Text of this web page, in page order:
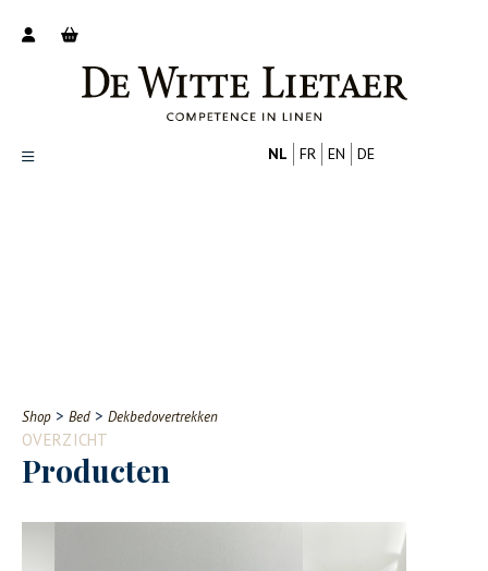
Contact
NL FR EN DE
Shop > Bed > Dekbedovertrekken
OVERZICHT
Producten